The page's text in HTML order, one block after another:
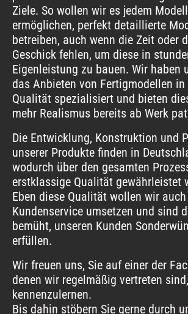
Ziele. So wollen wir es jedem
ermöglichen, perfekt detaillierte
betreiben, auch wenn die Zeit oder
Geschick fehlen, um diese in
Eigenleistung zu bauen. Wir haben
das Anbieten von Fertigmodellen
Qualität spezialisiert und bieten
mehr Realismus bereits ab Werk
Die Entwicklung, Konstruktion und
unserer Produkte finden in
wodurch über den gesamten
erstklassige Qualität gewährleistet
Eben diese Qualität wollen wir
Kundenservice umsetzen und sind
bemüht, unseren Kunden
erfüllen.
Wir freuen uns, Sie auf einer der
denen wir regelmäßig vertreten
kennenzulernen.
Bis dahin stöbern Sie gerne durch